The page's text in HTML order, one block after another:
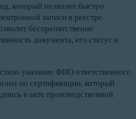
который позволит быстро
записи в реестре.
беспрепятственно
документа, его статус и
указание ФИО ответственного
по сертификации, который
в акте производственной